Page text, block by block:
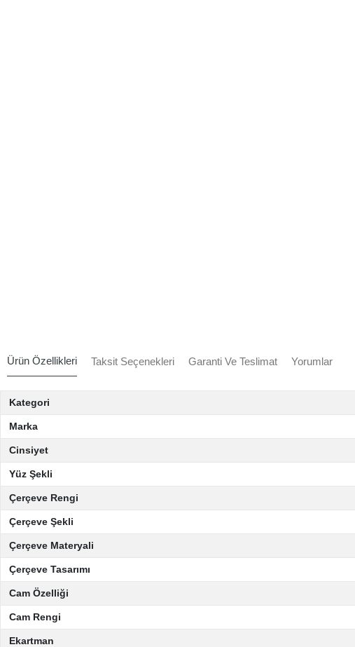
Ürün Özellikleri Taksit Seçenekleri Garanti Ve Teslimat Yorumlar
Kategori
Marka
Cinsiyet
Yüz Şekli
Çerçeve Rengi
Çerçeve Şekli
Çerçeve Materyali
Çerçeve Tasarımı
Cam Özelliği
Cam Rengi
Ekartman